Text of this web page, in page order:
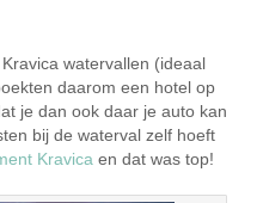
watervallen (ideaal
daarom een hotel op
je dan ook daar je auto kan
bij de waterval zelf hoeft
Kravica en dat was top!